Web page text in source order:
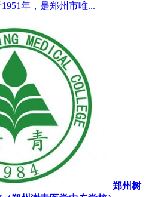
年，是郑州市唯...
郑州树